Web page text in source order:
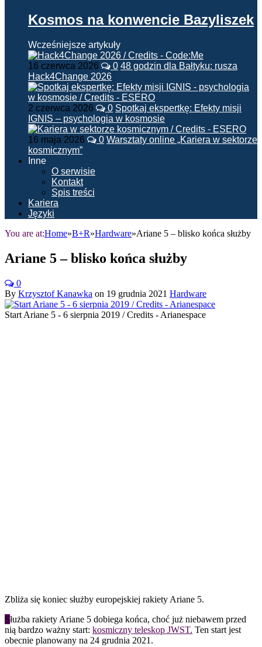
Kosmos na konwencie Bazyliszek
Wcześniejsze artykuły
16 czerwca 2026 0 48 godzin dla Bałtyku: rusza
Hack4Change 2026
2 czerwca 2026 0 Spotkaj ekspertkę: Efekty misji
IGNIS – psychologia w kosmosie
16 maja 2026 0 Warsztaty online „Kariera w sektorze
kosmicznym”
Inne
O serwisie
Kontakt
Spis treści
Kariera
Języki
You are at:Home»B+R»Hardware»Ariane 5 – blisko końca służby
Ariane 5 – blisko końca służby
0
By Krzysztof Kanawka on 19 grudnia 2021 Hardware
Start Ariane 5 - 6 sierpnia 2019 / Credits - Arianespace
Zbliża się koniec służby europejskiej rakiety Ariane 5.
Służba rakiety Ariane 5 dobiega końca, choć już niebawem przed
nią bardzo ważny start: kosmiczny teleskop JWST. Ten start jest
obecnie planowany na 24 grudnia 2021.